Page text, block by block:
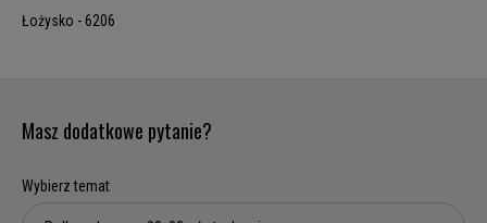
Łożysko - 6206
Masz dodatkowe pytanie?